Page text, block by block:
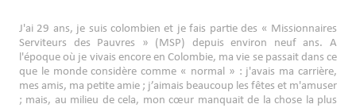
J'ai 29 ans, je suis colombien et je fais partie des « Missionnaires
Serviteurs des Pauvres » (MSP) depuis environ neuf ans. A
l'époque où je vivais encore en Colombie, ma vie se passait dans ce
que le monde considère comme « normal » : j'avais ma carrière,
mes amis, ma petite amie ; j’aimais beaucoup les fêtes et m'amuser
; mais, au milieu de cela, mon cœur manquait de la chose la plus